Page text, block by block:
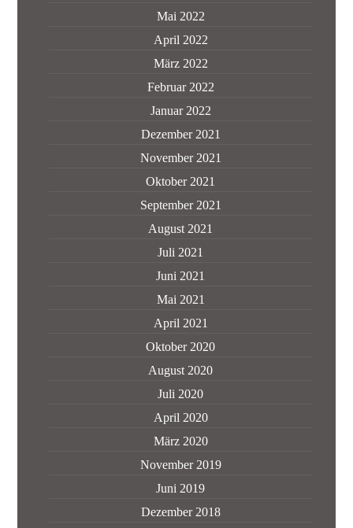
Mai 2022
April 2022
März 2022
Februar 2022
Januar 2022
Dezember 2021
November 2021
Oktober 2021
September 2021
August 2021
Juli 2021
Juni 2021
Mai 2021
April 2021
Oktober 2020
August 2020
Juli 2020
April 2020
März 2020
November 2019
Juni 2019
Dezember 2018